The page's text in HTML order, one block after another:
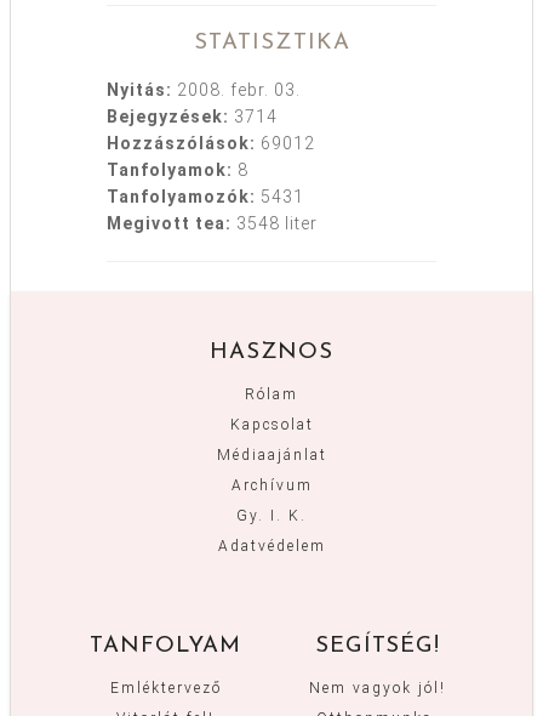
STATISZTIKA
Nyitás: 2008. febr. 03.
Bejegyzések: 3714
Hozzászólások: 69012
Tanfolyamok: 8
Tanfolyamozók: 5431
Megivott tea: 3548 liter
HASZNOS
Rólam
Kapcsolat
Médiaajánlat
Archívum
Gy. I. K.
Adatvédelem
TANFOLYAM
Emléktervező
SEGÍTSÉG!
Nem vagyok jól!